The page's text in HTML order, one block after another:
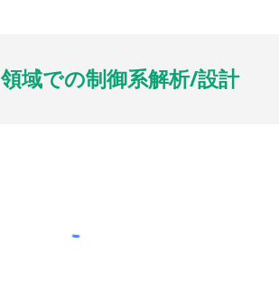
領域での制御系解析/設計